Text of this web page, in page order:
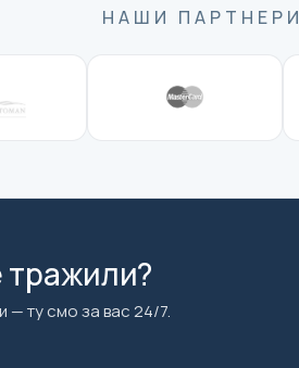
НАШИ ПАРТНЕРИ
— ту смо за вас 24/7.